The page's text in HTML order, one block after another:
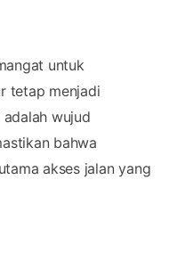
untuk
tetap menjadi
wujud
bahwa
akses jalan yang